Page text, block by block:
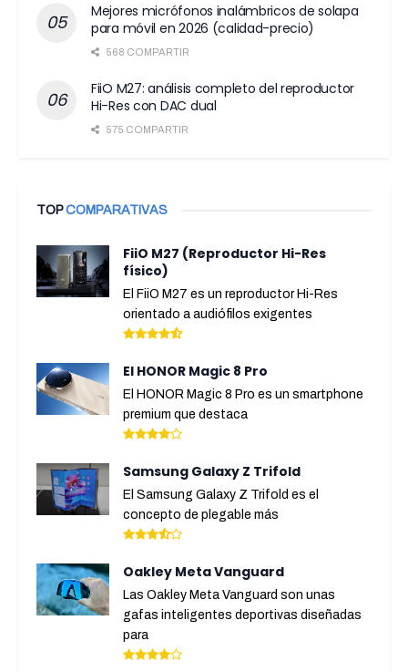
Mejores micrófonos inalámbricos de solapa
para móvil en 2026 (calidad-precio)
568 COMPARTIR
FiiO M27: análisis completo del reproductor
Hi-Res con DAC dual
575 COMPARTIR
TOPCOMPARATIVAS
FiiO M27 (Reproductor Hi-Res
físico)
El FiiO M27 es un reproductor Hi-Res
orientado a audiófilos exigentes
El HONOR Magic 8 Pro
El HONOR Magic 8 Pro es un smartphone
premium que destaca
Samsung Galaxy Z Trifold
El Samsung Galaxy Z Trifold es el
concepto de plegable más
Oakley Meta Vanguard
Las Oakley Meta Vanguard son unas
gafas inteligentes deportivas diseñadas
para